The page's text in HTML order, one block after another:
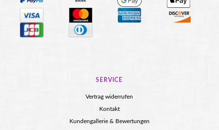
SERVICE
Vertrag widerrufen
Kontakt
Kundengallerie & Bewertungen